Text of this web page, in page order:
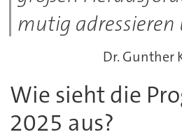
mutig adressieren
Dr. Gunther
Wie sieht die
2025 aus?